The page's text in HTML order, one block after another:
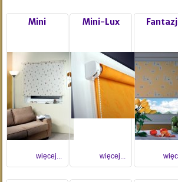
Mini
więcej...
Mini-Lux
więcej...